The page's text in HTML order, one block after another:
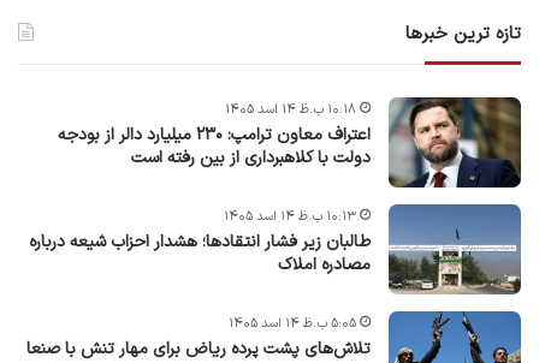
تازه ترین خبرها
اعتراف معاون ترامپ: ۲۳۰ میلیارد دالر از بودجه
دولت با کلاهبرداری از بین رفته است
۱۰:۱۸ ب.ظ ۱۴ اسد ۱۴۰۵
طالبان زیر فشار انتقادها؛ هشدار احزاب شیعه درباره
مصادره‌ املاک
۱۰:۱۳ ب.ظ ۱۴ اسد ۱۴۰۵
تلاش‌های پشت ‌پرده ریاض برای مهار تنش با صنعا
۵:۰۵ ب.ظ ۱۴ اسد ۱۴۰۵